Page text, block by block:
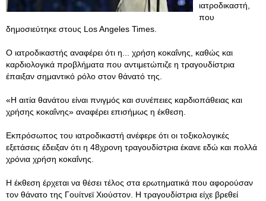
ιατροδικαστή,
που
δημοσιεύτηκε στους Los Angeles Times.
Ο ιατροδικαστής αναφέρει ότι η... χρήση κοκαΐνης, καθώς και
καρδιολογικά προβλήματα που αντιμετώπιζε η τραγουδίστρια
έπαιξαν σημαντικό ρόλο στον θάνατό της.
«Η αιτία θανάτου είναι πνιγμός και συνέπειες καρδιοπάθειας και
χρήσης κοκαΐνης» αναφέρει επισήμως η έκθεση.
Εκπρόσωπος του ιατροδικαστή ανέφερε ότι οι τοξικολογικές
εξετάσεις έδειξαν ότι η 48χρονη τραγουδίστρια έκανε εδώ και πολλά
χρόνια χρήση κοκαΐνης.
Η έκθεση έρχεται να θέσει τέλος στα ερωτηματικά που αφορούσαν
τον θάνατο της Γουίτνεϊ Χιούστον. Η τραγουδίστρια είχε βρεθεί